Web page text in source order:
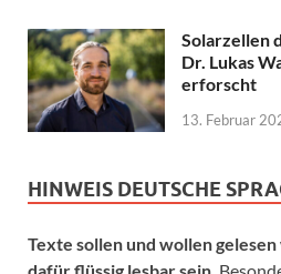
Solarzellen
Dr. Lukas
erforscht
13. Februar
HINWEIS DEUTSCHE
Texte sollen und wollen